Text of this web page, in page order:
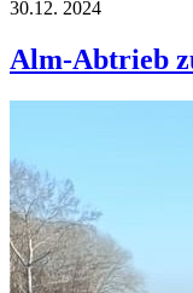
30.12. 2024
Alm-Abtrieb